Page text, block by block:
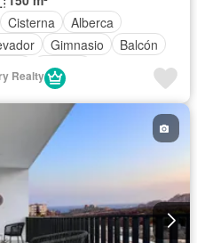
Cisterna
Alberca
Gimnasio
Balcón
Internet
Azotea
Agua
Realty